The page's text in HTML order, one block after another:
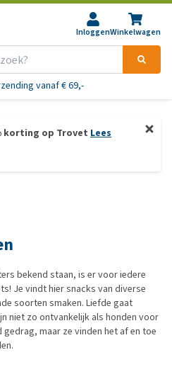
InloggenWinkelwagen
vanaf € 69,-
korting op Trovet Lees
bekend staan, is er voor iedere
Je vindt hier snacks van diverse
soorten smaken. Liefde gaat
niet zo ontvankelijk als honden voor
maar ze vinden het af en toe